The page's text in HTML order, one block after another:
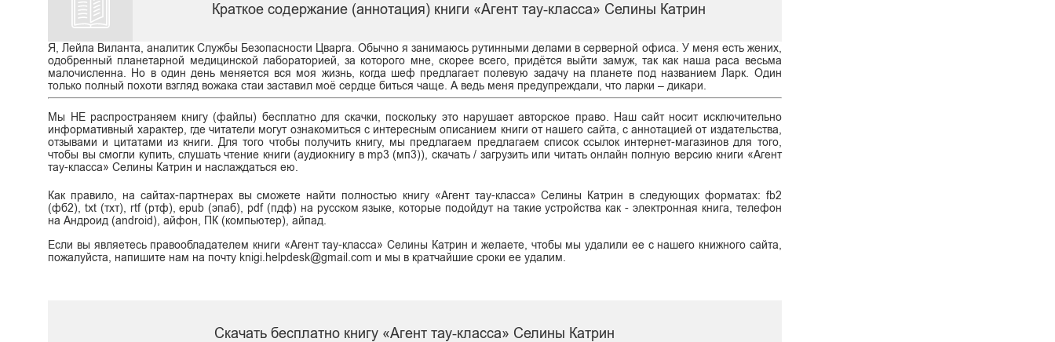
Краткое содержание (аннотация) книги «Агент тау-класса» Селины Катрин
Я, Лейла Виланта, аналитик Службы Безопасности Цварга. Обычно я занимаюсь рутинными делами в серверной офиса. У меня есть жених,
одобренный планетарной медицинской лабораторией, за которого мне, скорее всего, придётся выйти замуж, так как наша раса весьма
малочисленна. Но в один день меняется вся моя жизнь, когда шеф предлагает полевую задачу на планете под названием Ларк. Один
только полный похоти взгляд вожака стаи заставил моё сердце биться чаще. А ведь меня предупреждали, что ларки – дикари.
Мы НЕ распространяем книгу (файлы) бесплатно для скачки, поскольку это нарушает авторское право. Наш сайт носит исключительно
информативный характер, где читатели могут ознакомиться с интересным описанием книги от нашего сайта, с аннотацией от издательства,
отзывами и цитатами из книги. Для того чтобы получить книгу, мы предлагаем предлагаем список ссылок интернет-магазинов для того,
чтобы вы смогли купить, слушать чтение книги (аудиокнигу в mp3 (мп3)), скачать / загрузить или читать онлайн полную версию книги «Агент
тау-класса» Селины Катрин и наслаждаться ею.
Как правило, на сайтах-партнерах вы сможете найти полностью книгу «Агент тау-класса» Селины Катрин в следующих форматах: fb2
(фб2), txt (тхт), rtf (ртф), epub (эпаб), pdf (пдф) на русском языке, которые подойдут на такие устройства как - электронная книга, телефон
на Андроид (android), айфон, ПК (компьютер), айпад.
Если вы являетесь правообладателем книги «Агент тау-класса» Селины Катрин и желаете, чтобы мы удалили ее с нашего книжного сайта,
пожалуйста, напишите нам на почту knigi.helpdesk@gmail.com и мы в кратчайшие сроки ее удалим.
Скачать бесплатно книгу «Агент тау-класса» Селины Катрин